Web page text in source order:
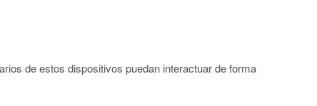
de estos dispositivos puedan interactuar de forma